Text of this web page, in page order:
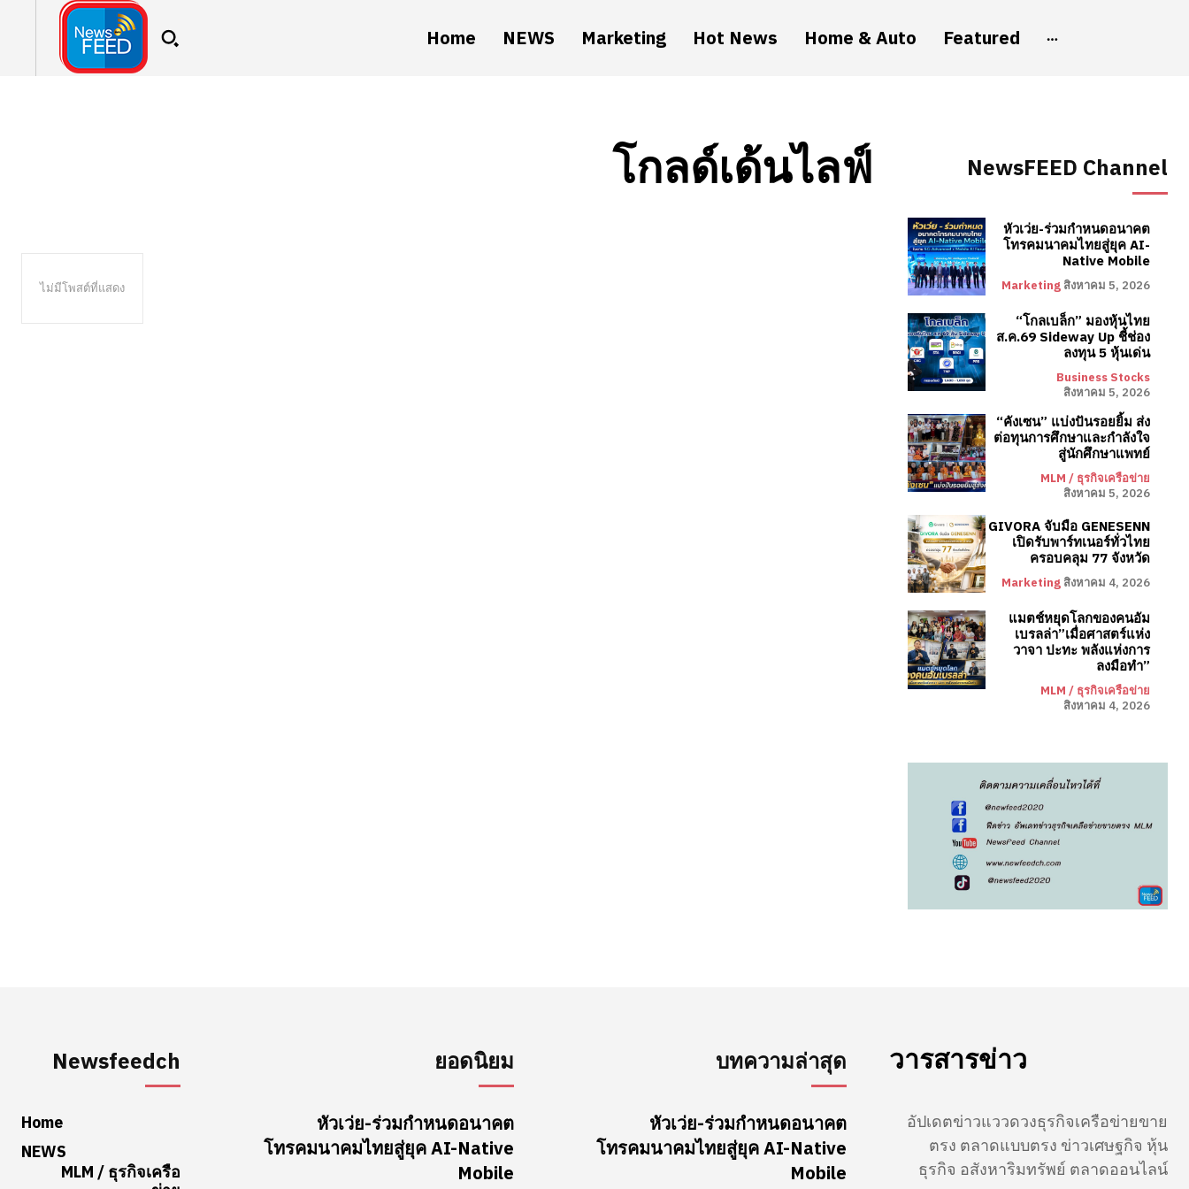
Home NEWS Marketing Hot News Home & Auto Featured
โกลด์เด้นไลฟ์
ไม่มีโพสต์ที่แสดง
NewsFEED Channel
หัวเว่ย-ร่วมกำหนดอนาคต
โทรคมนาคมไทยสู่ยุค AI-
Native Mobile
Marketing สิงหาคม 5, 2026
“โกลเบล็ก” มองหุ้นไทย
ส.ค.69 Sideway Up ชี้ช่อง
ลงทุน 5 หุ้นเด่น
Business Stocks
สิงหาคม 5, 2026
“คังเซน” แบ่งปันรอยยิ้ม ส่ง
ต่อทุนการศึกษาและกำลังใจ
สู่นักศึกษาแพทย์
MLM / ธุรกิจเครือข่าย
สิงหาคม 5, 2026
GIVORA จับมือ GENESENN
เปิดรับพาร์ทเนอร์ทั่วไทย
ครอบคลุม 77 จังหวัด
Marketing สิงหาคม 4, 2026
แมตช์หยุดโลกของคนอัม
เบรลล่า”เมื่อศาสตร์แห่ง
วาจา ปะทะ พลังแห่งการ
ลงมือทำ”
MLM / ธุรกิจเครือข่าย
สิงหาคม 4, 2026
Newsfeedch
Home
NEWS
MLM / ธุรกิจเครือ
ยอดนิยม
หัวเว่ย-ร่วมกำหนดอนาคต
โทรคมนาคมไทยสู่ยุค AI-Native
Mobile
บทความล่าสุด
หัวเว่ย-ร่วมกำหนดอนาคต
โทรคมนาคมไทยสู่ยุค AI-Native
Mobile
วารสารข่าว
อัปเดตข่าวแววดวงธุรกิจเครือข่ายขาย
ตรง ตลาดแบบตรง ข่าวเศษฐกิจ หุ้น
ธุรกิจ อสังหาริมทรัพย์ ตลาดออนไลน์